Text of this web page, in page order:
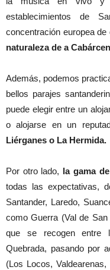
establecimientos de
concentración europea
naturaleza de a
Además, podemos
bellos parajes
puede elegir entre un
o alojarse en un
Liérganes o La Hermida.
Por otro lado, la gama
todas las expectativas,
Santander, Laredo,
como Guerra (Val de
que se recogen entre
Quebrada, pasando por
(Los Locos,